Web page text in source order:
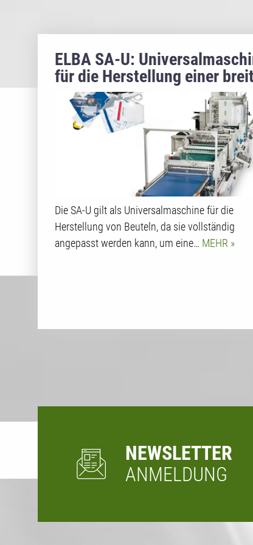
ELBA SA-U:
für die Herstellung einer
Palette von Beuteln
Die SA-U gilt als Universalmaschine für die
Herstellung von Beuteln, da sie vollständig
angepasst werden kann, um eine… MEHR
NEWSLETTER
ANMELDUNG